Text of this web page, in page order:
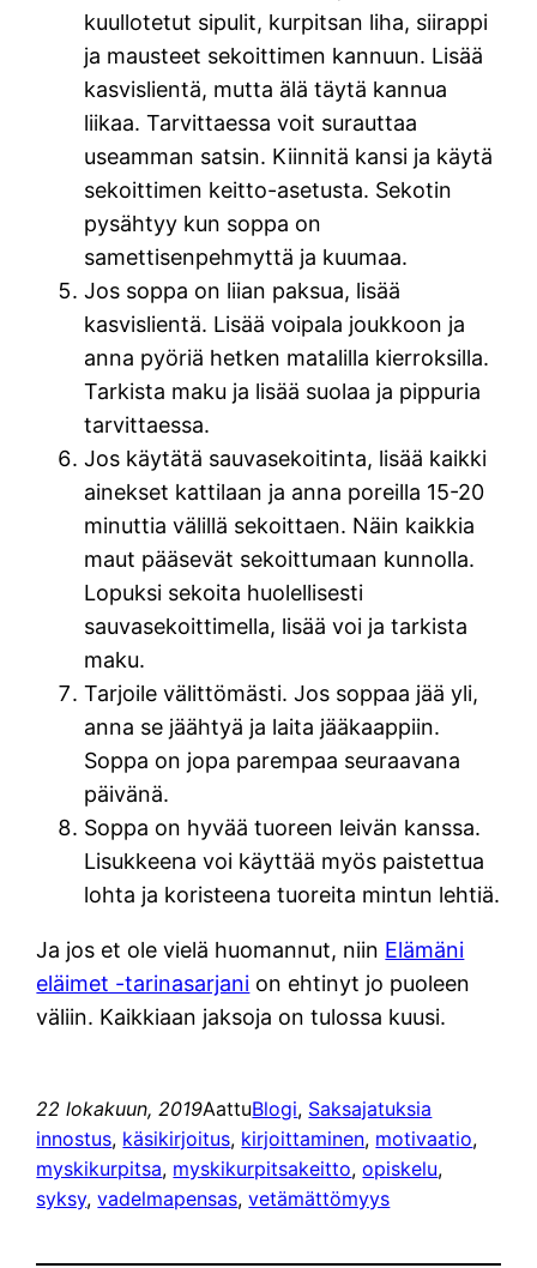
kuullotetut sipulit, kurpitsan liha, siirappi
ja mausteet sekoittimen kannuun. Lisää
kasvislientä, mutta älä täytä kannua
liikaa. Tarvittaessa voit surauttaa
useamman satsin. Kiinnitä kansi ja käytä
sekoittimen keitto-asetusta. Sekotin
pysähtyy kun soppa on
samettisenpehmyttä ja kuumaa.
Jos soppa on liian paksua, lisää
kasvislientä. Lisää voipala joukkoon ja
anna pyöriä hetken matalilla kierroksilla.
Tarkista maku ja lisää suolaa ja pippuria
tarvittaessa.
Jos käytätä sauvasekoitinta, lisää kaikki
ainekset kattilaan ja anna poreilla 15-20
minuttia välillä sekoittaen. Näin kaikkia
maut pääsevät sekoittumaan kunnolla.
Lopuksi sekoita huolellisesti
sauvasekoittimella, lisää voi ja tarkista
maku.
Tarjoile välittömästi. Jos soppaa jää yli,
anna se jäähtyä ja laita jääkaappiin.
Soppa on jopa parempaa seuraavana
päivänä.
Soppa on hyvää tuoreen leivän kanssa.
Lisukkeena voi käyttää myös paistettua
lohta ja koristeena tuoreita mintun lehtiä.
Ja jos et ole vielä huomannut, niin Elämäni
eläimet -tarinasarjani on ehtinyt jo puoleen
väliin. Kaikkiaan jaksoja on tulossa kuusi.
22 lokakuun, 2019AattuBlogi, Saksajatuksia
innostus, käsikirjoitus, kirjoittaminen, motivaatio
myskikurpitsa, myskikurpitsakeitto, opiskelu
syksy, vadelmapensas, vetämättömyys